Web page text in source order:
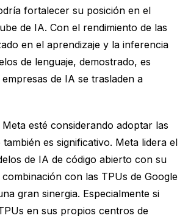
fortalecer su posición en el
de IA. Con el rendimiento de las
en el aprendizaje y la inferencia
de lenguaje, demostrado, es
de IA se trasladen a
esté considerando adoptar las
también es significativo. Meta lidera el
de IA de código abierto con su
con las TPUs de Google
gran sinergia. Especialmente si
en sus propios centros de